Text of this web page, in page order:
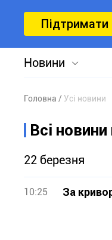
Підтримати
Новини
Головна Усі новини
Всі
22 березня
10:25 За